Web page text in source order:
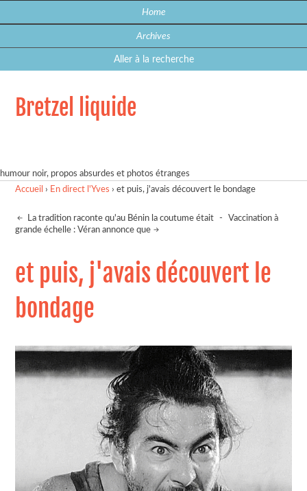
Home
Archives
Aller à la recherche
Bretzel liquide
humour noir, propos absurdes et photos étranges
Accueil › En direct l'Yves ›et puis, j'avais découvert le bondage
La tradition raconte qu'au Bénin la coutume était -
Vaccination à
grande échelle : Véran annonce que
et puis, j'avais découvert le
bondage